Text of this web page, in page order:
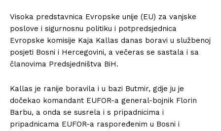
Visoka predstavnica Evropske unije (EU) za vanjske
poslove i sigurnosnu politiku i potpredsjednica
Evropske komisije Kaja Kallas danas boravi u službenoj
posjeti Bosni i Hercegovini, a večeras se sastala i sa
članovima Predsjedništva BiH.
Kallas je ranije boravila i u bazi Butmir, gdje ju je
dočekao komandant EUFOR-a general-bojnik Florin
Barbu, a onda se susrela i s pripadnicima i
pripadnicama EUFOR-a raspoređenim u Bosni i